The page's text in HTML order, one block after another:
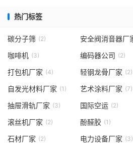
热门标签
碳分子筛 (2)
咖啡机 (3) 编码器公司 (2)
打包机厂家 (4) 轻钢龙骨厂家 (2)
自发光材料厂家 (1) 艺术涂料厂家 (7)
抽屉滑轨厂家 (3) 国际空运 (2)
滚丝机厂家 (2) 酚醛胶 (1)
石材厂家 (2) 电力设备厂家 (3)